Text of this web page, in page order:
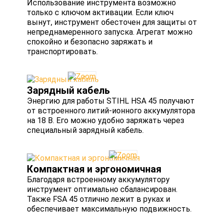
Использование инструмента возможно
только с ключом активации. Если ключ
вынут, инструмент обесточен для защиты от
непреднамеренного запуска. Агрегат можно
спокойно и безопасно заряжать и
транспортировать.
Зарядный кабель
Энергию для работы STIHL HSA 45 получают
от встроенного литий-ионного аккумулятора
на 18 В. Его можно удобно заряжать через
специальный зарядный кабель.
Компактная и эргономичная
Благодаря встроенному аккумулятору
инструмент оптимально сбалансирован.
Также FSA 45 отлично лежит в руках и
обеспечивает максимальную подвижность.